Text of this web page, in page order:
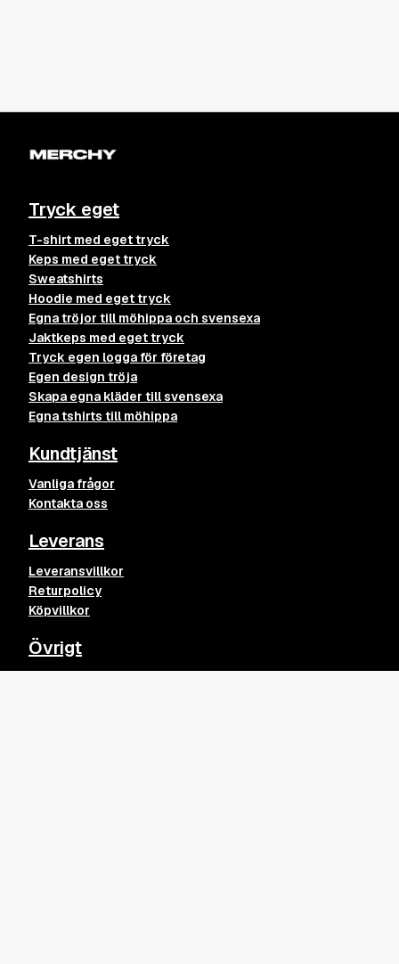
Tryck eget
T-shirt med eget tryck
Keps med eget tryck
Sweatshirts
Hoodie med eget tryck
Egna tröjor till möhippa och svensexa
Jaktkeps med eget tryck
Tryck egen logga för företag
Egen design tröja
Skapa egna kläder till svensexa
Egna tshirts till möhippa
Kundtjänst
Vanliga frågor
Kontakta oss
Leverans
Leveransvillkor
Returpolicy
Köpvillkor
Övrigt